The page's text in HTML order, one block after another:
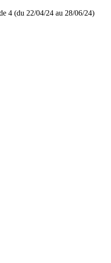
4 (du 22/04/24 au 28/06/24)